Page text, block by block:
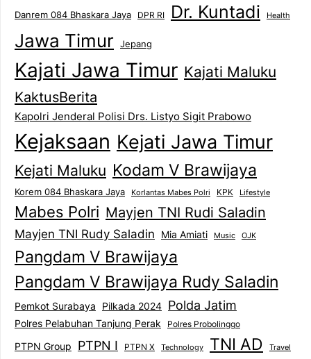
Danrem 084 Bhaskara Jaya DPR RI Dr. Kuntadi Health
Jawa Timur Jepang
Kajati Jawa Timur Kajati Maluku
KaktusBerita
Kapolri Jenderal Polisi Drs. Listyo Sigit Prabowo
Kejaksaan Kejati Jawa Timur
Kejati Maluku Kodam V Brawijaya
Korem 084 Bhaskara Jaya Korlantas Mabes Polri KPK Lifestyle
Mabes Polri Mayjen TNI Rudi Saladin
Mayjen TNI Rudy Saladin Mia Amiati Music OJK
Pangdam V Brawijaya
Pangdam V Brawijaya Rudy Saladin
Pemkot Surabaya Pilkada 2024 Polda Jatim
Polres Pelabuhan Tanjung Perak Polres Probolinggo
PTPN Group PTPN I PTPN X Technology TNI AD Travel